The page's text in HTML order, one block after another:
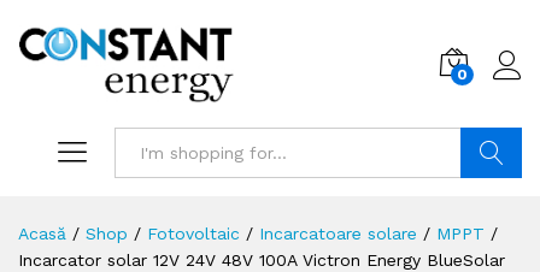
0
Acasă / Shop / Fotovoltaic / Incarcatoare solare / MPPT /
Incarcator solar 12V 24V 48V 100A Victron Energy BlueSolar